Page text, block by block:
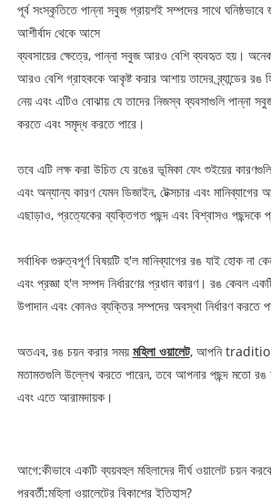
পূর্ব সংস্কৃতিতে পান্না সবুজ প্রায়শই সম্পদের সাথে
আশীর্বাদ থেকে আসে
ব্যবসায়ের ক্ষেত্রে, পান্না সবুজ আরও বেশি ব্যবহৃত হয়। অনেক
আরও বেশি গ্রাহককে আকৃষ্ট করার আশায় তাদের ব্র্যান্ডের রঙ
নেয় এবং এটিও বোঝায় যে তাদের নিজস্ব ব্যবসাগুলি পান্না
করতে এবং সমৃদ্ধ করতে পারে।
তবে এটি লক্ষ করা উচিত যে রঙের ভূমিকা ফেং শুইয়ের
এবং অন্যান্য কারণ যেমন ডিজাইন, টেক্সচার এবং মানিব্যাগের
এছাড়াও, প্রত্যেকের ব্যক্তিগত পছন্দ এবং বিশ্বাসও পছন্দকে
সর্বাধিক গুরুত্বপূর্ণ বিষয়টি হ'ল মানিব্যাগের রঙ যাই হোক না
এবং প্রজ্ঞা হ'ল সম্পদ নির্ধারণের প্রধান কারণ। রঙ কেবল
উপাদান এবং কোনও ব্যক্তির সম্পদের অবস্থা নির্ধারণ করতে
অতএব, রঙ চয়ন করার সময় মহিলা ওয়ালেট, আপনি
মতামতগুলি উল্লেখ করতে পারেন, তবে আপনার পছন্দ মতো
এবং এতে আরামদায়ক।
আগে:কীভাবে একটি ব্যয়বহুল মহিলাদের দীর্ঘ ওয়ালেট চয়ন
পরবর্তী:মহিলা ওয়ালেটের বিকাশের ইতিহাস?